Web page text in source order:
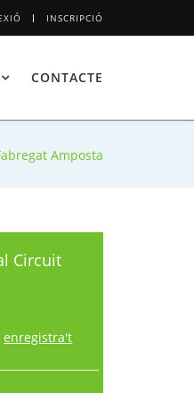
INSCRIPCIÓ
CONTACTE
Amposta
Circuit
enregistra't